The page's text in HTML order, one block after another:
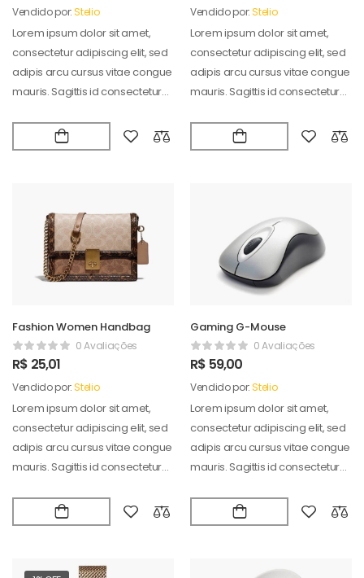
Vendido por:Stelio
Lorem ipsum dolor sit amet,
consectetur adipiscing elit, sed
adipis arcu cursus vitae congue
mauris. Sagittis id consectetur
Vendido por:Stelio
Lorem ipsum dolor sit amet,
consectetur adipiscing elit, sed
adipis arcu cursus vitae congue
mauris. Sagittis id consectetur
Fashion Women Handbag
0 Avaliações
R$ 25,01
Vendido por:Stelio
Lorem ipsum dolor sit amet,
consectetur adipiscing elit, sed
adipis arcu cursus vitae congue
mauris. Sagittis id consectetur
Gaming G-Mouse
0 Avaliações
R$ 59,00
Vendido por:Stelio
Lorem ipsum dolor sit amet,
consectetur adipiscing elit, sed
adipis arcu cursus vitae congue
mauris. Sagittis id consectetur